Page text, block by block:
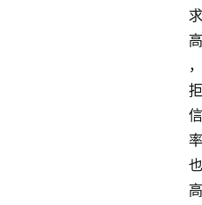
求
高
，
拒
信
率
也
高